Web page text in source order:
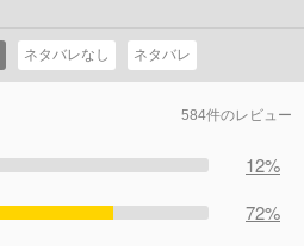
ネタバレなし ネタバレ
584件のレビュー
12%
72%